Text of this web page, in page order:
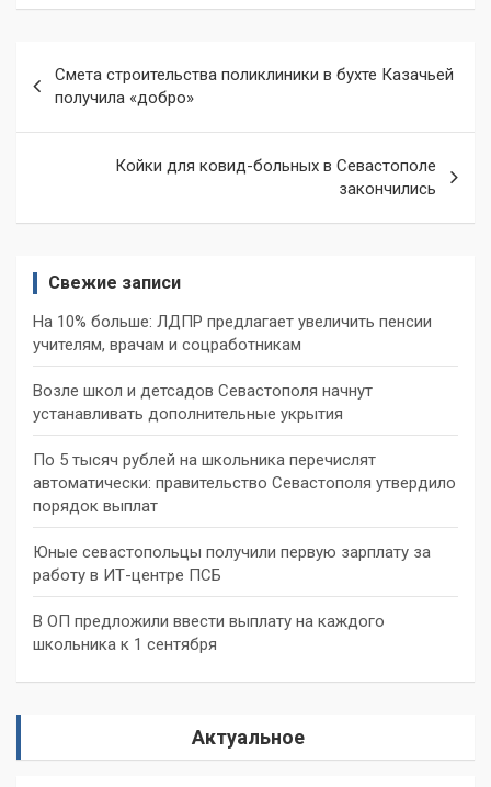
по
записям
Смета строительства поликлиники в бухте Казачьей
получила «добро»
Койки для ковид-больных в Севастополе
закончились
Свежие записи
На 10% больше: ЛДПР предлагает увеличить пенсии
учителям, врачам и соцработникам
Возле школ и детсадов Севастополя начнут
устанавливать дополнительные укрытия
По 5 тысяч рублей на школьника перечислят
автоматически: правительство Севастополя утвердило
порядок выплат
Юные севастопольцы получили первую зарплату за
работу в ИТ-центре ПСБ
В ОП предложили ввести выплату на каждого
школьника к 1 сентября
Актуальное